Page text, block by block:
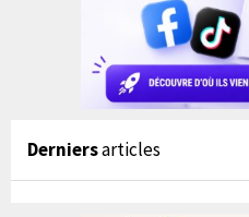
Derniersarticles